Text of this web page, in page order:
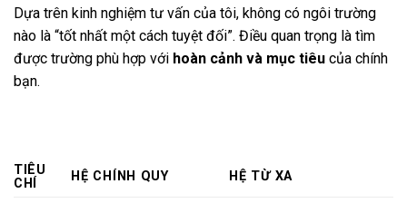
Dựa trên kinh nghiệm tư vấn của tôi, không có ngôi trường
nào là “tốt nhất một cách tuyệt đối”. Điều quan trọng là tìm
được trường phù hợp với hoàn cảnh và mục tiêu của chính
bạn.
TIÊU
CHÍ
HỆ CHÍNH QUY HỆ TỪ XA